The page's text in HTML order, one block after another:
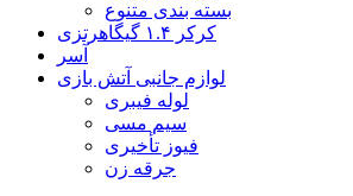
بسته بندی متنوع
کرکر ۱.۴ گیگاهرتزی
آسر
لوازم جانبی آتش بازی
لوله فیبری
سیم مسی
فیوز تأخیری
جرقه زن